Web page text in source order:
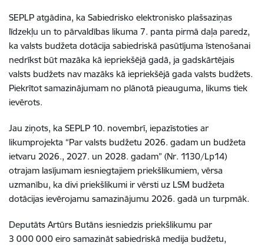
SEPLP atgādina, ka Sabiedrisko elektronisko plašsaziņas
līdzekļu un to pārvaldības likuma 7. panta pirmā daļa paredz,
ka valsts budžeta dotācija sabiedriskā pasūtījuma īstenošanai
nedrīkst būt mazāka kā iepriekšējā gadā, ja gadskārtējais
valsts budžets nav mazāks kā iepriekšējā gada valsts budžets.
Piekrītot samazinājumam no plānotā pieauguma, likums tiek
ievērots.
Jau ziņots, ka SEPLP 10. novembrī, iepazīstoties ar
likumprojekta “Par valsts budžetu 2026. gadam un budžeta
ietvaru 2026., 2027. un 2028. gadam” (Nr. 1130/Lp14)
otrajam lasījumam iesniegtajiem priekšlikumiem, vērsa
uzmanību, ka divi priekšlikumi ir vērsti uz LSM budžeta
dotācijas ievērojamu samazinājumu 2026. gadā un turpmāk.
Deputāts Artūrs Butāns iesniedzis priekšlikumu par
3 000 000 eiro samazināt sabiedriskā medija budžetu,